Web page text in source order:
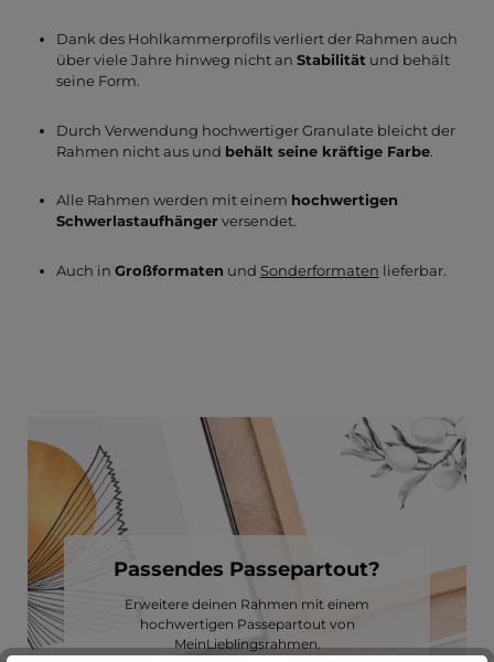
Dank des Hohlkammerprofils verliert der Rahmen auch
über viele Jahre hinweg nicht an Stabilitätund behält
seine Form.
Durch Verwendung hochwertiger Granulate bleicht der
Rahmen nicht aus und behält seine kräftige Farbe.
Alle Rahmen werden mit einem hochwertigen
Schwerlastaufhängerversendet.
Auch in Großformaten und Sonderformaten lieferbar.
Passendes Passepartout?
Erweitere deinen Rahmen mit einem
hochwertigen Passepartout von
MeinLieblingsrahmen.